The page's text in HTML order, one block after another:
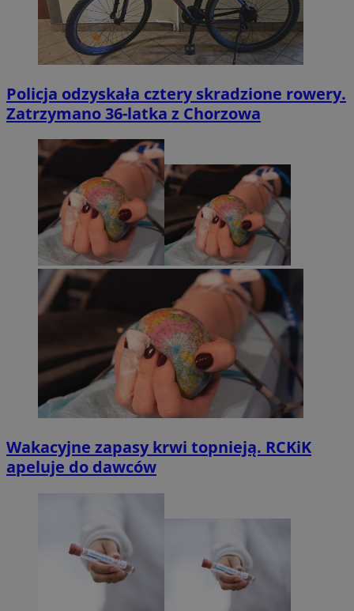
Policja odzyskała cztery skradzione rowery.
Zatrzymano 36-latka z Chorzowa
Wakacyjne zapasy krwi topnieją. RCKiK
apeluje do dawców